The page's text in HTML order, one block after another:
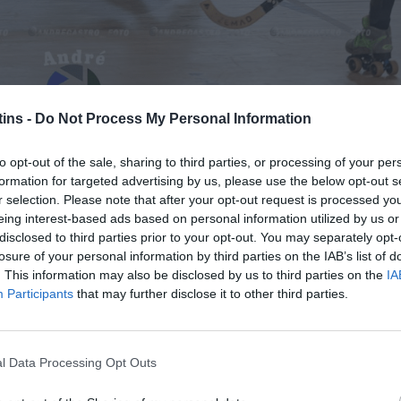
- Do Not Process My Personal Information
opt-out of the sale, sharing to third parties, or processing of your
for targeted advertising by us, please use the below opt-out
selection. Please note that after your opt-out request is processed
interest-based ads based on personal information utilized by us
to third parties prior to your opt-out. You may separately
of your personal information by third parties on the IAB’s list of
This information may also be disclosed by us to third parties on the
Participants that may further disclose it to other third parties.
Data Processing Opt Outs
formada por Ricardo Paulino e Mário
para seguir em direto todos os jogos…
página do torneio.